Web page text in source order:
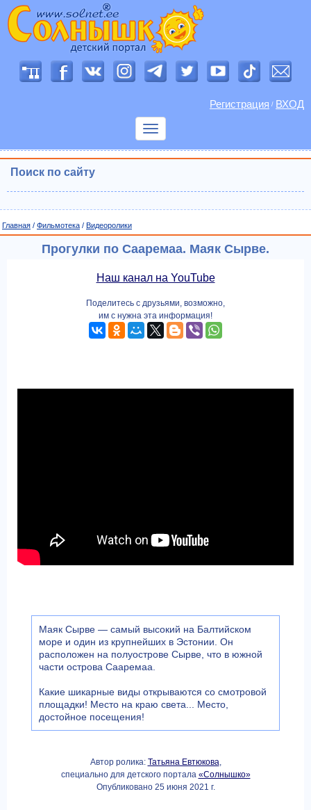
Регистрация / ВХОД
Показать
Поиск по сайту
Главная / Фильмотека / Видеоролики
Прогулки по Сааремаа. Маяк Сырве.
Наш канал на YouTube
Поделитесь с друзьями, возможно,
им с нужна эта информация!
Маяк Сырве — самый высокий на Балтийском
море и один из крупнейших в Эстонии. Он
расположен на полуострове Сырве, что в южной
части острова Сааремаа.
Какие шикарные виды открываются со смотровой
площадки! Место на краю света... Место,
достойное посещения!
Автор ролика: Татьяна Евтюкова,
специально для детского портала «Солнышко»
Опубликовано 25 июня 2021 г.